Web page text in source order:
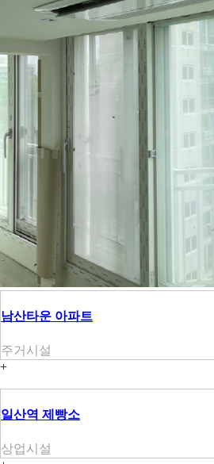
남산타운 아파트
주거시설
+
일산역 제빵소
상업시설